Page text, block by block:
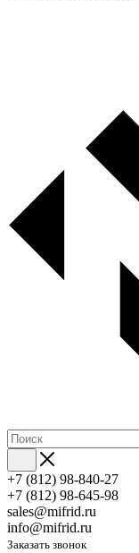
+7 (812) 98-840-27
+7 (812) 98-645-98
sales@mifrid.ru
info@mifrid.ru
Заказать звонок